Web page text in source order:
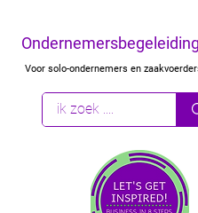
Voor solo-ondernemers en